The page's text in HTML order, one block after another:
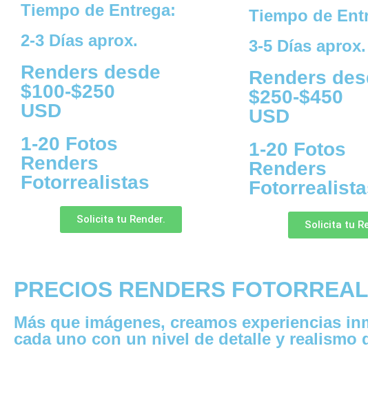
Tiempo de Entrega:
2-3 Días aprox.
Renders desde
$100-$250
USD
1-20 Fotos
Renders
Fotorrealistas
Solicita tu Render.
Tiempo de
3-5 Días aprox.
Renders
$250-$450
USD
1-20 Fotos
Renders
Solicita tu
PRECIOS RENDERS
Más que imágenes, creamos experiencias
cada uno con un nivel de detalle y realismo